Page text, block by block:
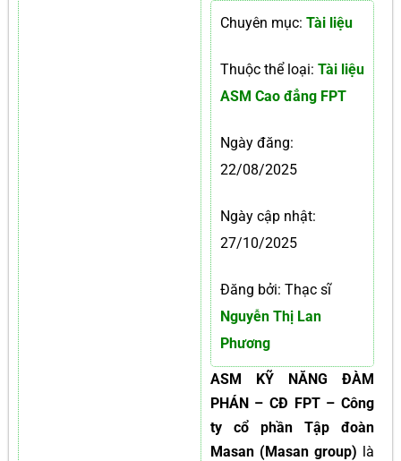
Chuyên mục: Tài liệu
Thuộc thể loại: Tài liệu
ASM Cao đẳng FPT
Ngày đăng:
22/08/2025
Ngày cập nhật:
27/10/2025
Đăng bởi: Thạc sĩ
Nguyễn Thị Lan
Phương
ASM KỸ NĂNG ĐÀM
PHÁN – CĐ FPT – Công
ty cổ phần Tập đoàn
Masan (Masan group) là